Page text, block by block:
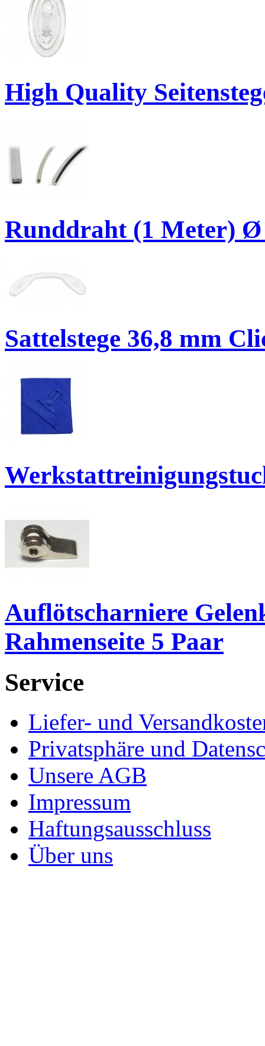
High Quality
Runddraht (1 Meter) Ø
Sattelstege 36,8 mm
Auflötscharniere
Rahmenseite 5 Paar
Service
Liefer- und
Privatsphäre und
Unsere AGB
Impressum
Haftungsausschluss
Über uns